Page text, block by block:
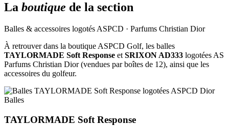
La boutique de la section
Balles & accessoires logotés ASPCD · Parfums Christian Dior
À retrouver dans la boutique ASPCD Golf, les balles
TAYLORMADE Soft Response et SRIXON AD333 logotées AS
Parfums Christian Dior (vendues par boîtes de 12), ainsi que les
accessoires du golfeur.
Balles
TAYLORMADE Soft Response